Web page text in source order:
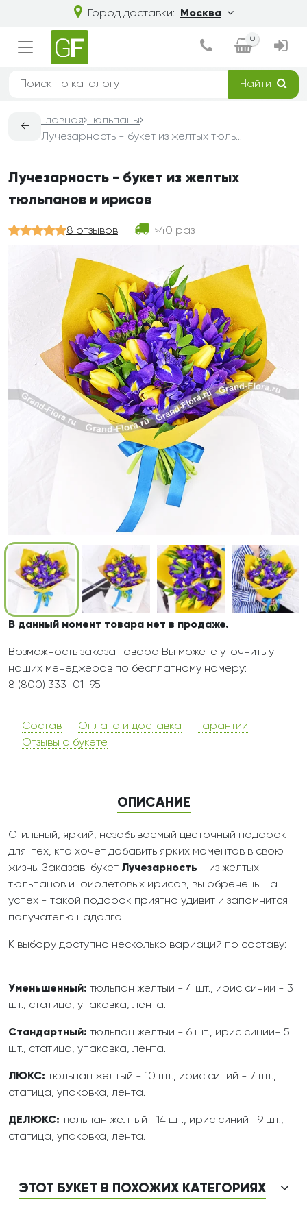
Город доставки: Москва
0
Найти
←
Главная
Тюльпаны
Лучезарность - букет из желтых тюльпанов и ирисов
Лучезарность - букет из желтых
тюльпанов и ирисов
8 отзывов >40 раз
В данный момент товара нет в продаже.
Возможность заказа товара Вы можете уточнить у
наших менеджеров по бесплатному номеру:
8 (800) 333-01-95
Состав Оплата и доставка
Гарантии
Отзывы о букете
ОПИСАНИЕ
Стильный, яркий, незабываемый цветочный подарок
для тех, кто хочет добавить ярких моментов в свою
жизнь! Заказав букет Лучезарность - из желтых
тюльпанов и фиолетовых ирисов, вы обречены на
успех - такой подарок приятно удивит и запомнится
получателю надолго!
К выбору доступно несколько вариаций по составу:
Уменьшенный: тюльпан желтый - 4 шт., ирис синий - 3
шт., статица, упаковка, лента.
Стандартный: тюльпан желтый - 6 шт., ирис синий- 5
шт., статица, упаковка, лента.
ЛЮКС: тюльпан желтый - 10 шт., ирис синий - 7 шт.,
статица, упаковка, лента.
ДЕЛЮКС: тюльпан желтый- 14 шт., ирис синий- 9 шт.,
статица, упаковка, лента.
ЭТОТ БУКЕТ В ПОХОЖИХ КАТЕГОРИЯХ